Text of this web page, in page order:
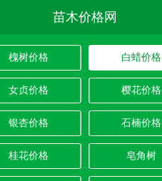
苗木价格网
槐树价格 白蜡价格
女贞价格 樱花价格
银杏价格 石楠价格
桂花价格 皂角树